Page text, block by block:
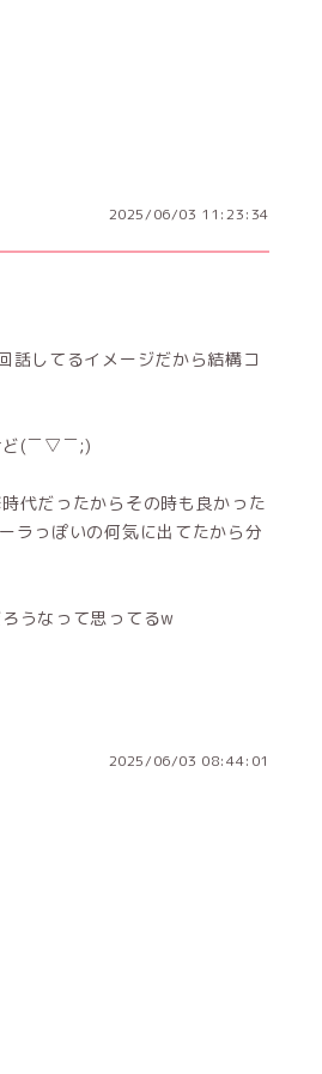
2025/06/03 11:23:34
話してるイメージだから結構コ
ど(￣▽￣;)
代だったからその時も良かった
ラっぽいの何気に出てたから分
うなって思ってるw
2025/06/03 08:44:01